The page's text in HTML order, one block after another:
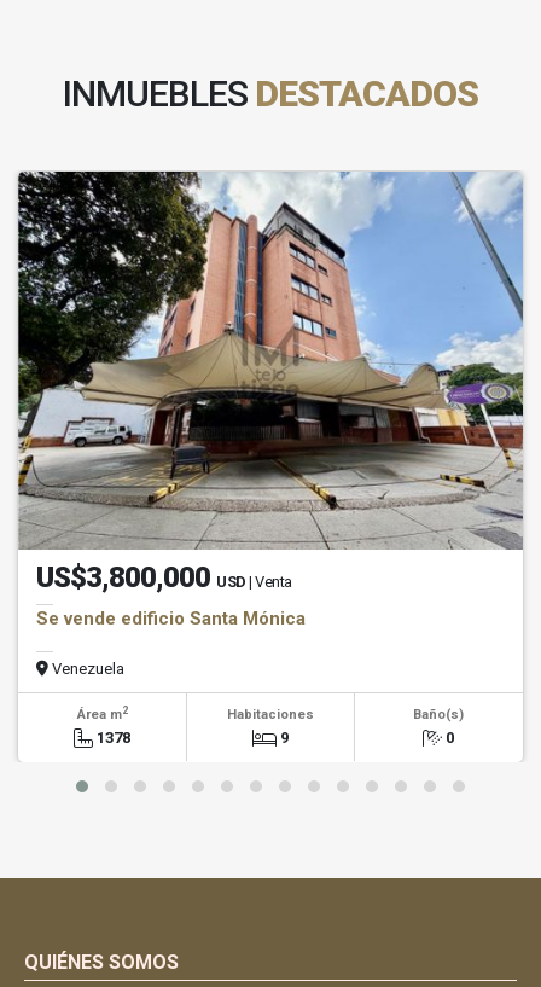
INMUEBLES DESTACADOS
US$3,800,000 USD | Venta
Se vende edificio Santa Mónica
Venezuela
Área m2
1378
Habitaciones
9
Baño(s)
0
QUIÉNES SOMOS